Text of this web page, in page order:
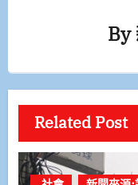
By
Related Post